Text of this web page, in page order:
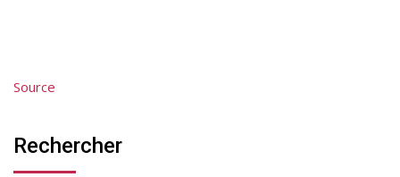
Source
Rechercher